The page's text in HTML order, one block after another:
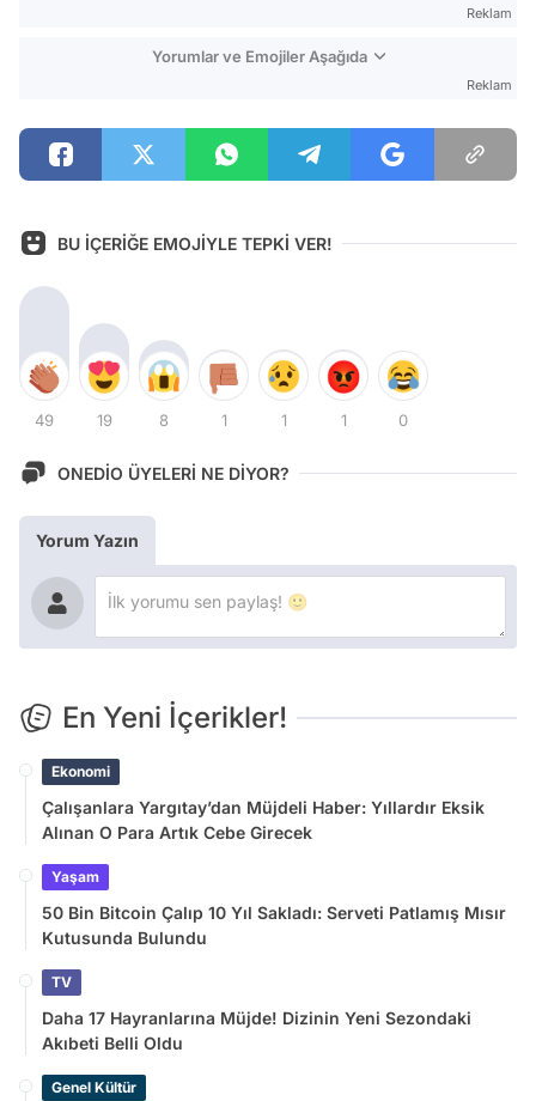
Reklam
Yorumlar ve Emojiler Aşağıda
Reklam
BU İÇERİĞE EMOJİYLE TEPKİ VER!
49 19 8 1 1 1 0
ONEDİO ÜYELERİ NE DİYOR?
Yorum Yazın
En Yeni İçerikler!
Ekonomi
Çalışanlara Yargıtay’dan Müjdeli Haber: Yıllardır Eksik
Alınan O Para Artık Cebe Girecek
Yaşam
50 Bin Bitcoin Çalıp 10 Yıl Sakladı: Serveti Patlamış Mısır
Kutusunda Bulundu
TV
Daha 17 Hayranlarına Müjde! Dizinin Yeni Sezondaki
Akıbeti Belli Oldu
Genel Kültür